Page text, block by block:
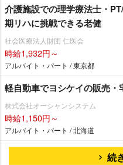
介護施設での理学療法士・
期リハに挑戦できる老健
社会医療法人財団 仁医会
時給1,932円～
アルバイト・パート / 東京都
軽自動車でヨシケイの販売・
株式会社オーシャンシステム
時給1,150円～
アルバイト・パート / 北海道
続